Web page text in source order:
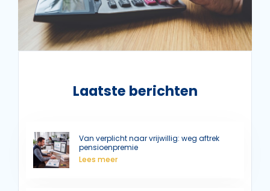
Laatste berichten
Van verplicht naar vrijwillig: weg aftrek
pensioenpremie
Lees meer